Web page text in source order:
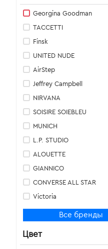
Georgina Goodman
TACCETTI
Finsk
UNITED NUDE
AirStep
Jeffrey Campbell
NIRVANA
SOISIRE SOIEBLEU
MUNICH
L.P. STUDIO
ALOUETTE
GIANNICO
CONVERSE ALL STAR
Victoria
Nine West
POETIC LICENCE
Все бренды
Цвет